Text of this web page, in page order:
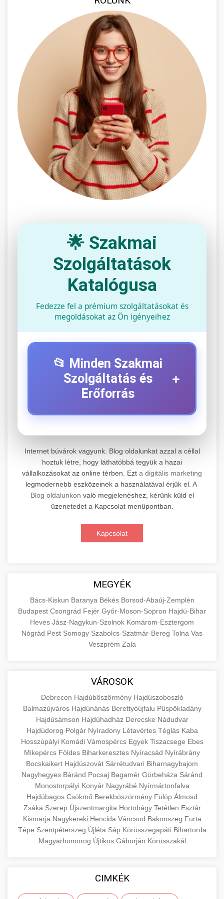
🌟 Szakmai
Szolgáltatások
Katalógusa
Fedezze fel a prémium szolgáltatásokat és
megoldásokat az Ön igényeihez
📂 Minden Szakmai
Szolgáltatás és
Erőforrás
+
+
Professzionális elektromos roller javítási és
karbantartási szolgáltatások. Szakértő
technikusaink minőségi szervízt nyújtanak
minden jelentős márkához és modellhez.
Szervizközpont Látogatása
📊 2. Online Marketing
Ügynökség
+
beleértve a SEO-t, közösségi média kezelést és
digitális hirdetéseket. Növekedés elérése
aimarketingugynokseg.hu
digitális ügynökségi szolgáltatások
🛴 3. Legjobb Elektromos Roller
legjobb modelleket, funkciókat és árakat
megalapozott vásárlási döntéshez.
Legjobb Modellek Megtekintése
🔗 4. Prémium Linképítés
Magas minőségű backlink beszerzési
szolgáltatások webhelye autoritásának és
keresőmotoros rangsorolásának növeléséhez.
Csak fehér kalapú technikák.
minőségi backlink szolgáltatás
📦 5. Termékek és
Szolgáltatások
+
közgazdaságtanban és az üzleti életben.
kategóriákat.
en.wikipedia.org gazdasági koncepciók
Információk az EU finanszírozási
lehetőségeiről, pályázatokról és pénzügyi
támogatási programokról. Maradjon tájékozott
a vállalkozások és projektek számára elérhető
forrásokról.
kozter.com - EU-s pénzek
EU pályázati programok
🚀 7. SEO Ügynökség +
Szakértő keresőmotor-optimalizálási
szolgáltatások webhelye láthatóságának és
organikus forgalmának javításához. Technikai
SEO, tartalom optimalizálás és még sok más.
onlinemarketing101.biz
keresési optimalizálási szakértők
💎 8. Mellplasztika +
Professzionális mellnagyobbítási szolgáltatások
tapasztalt sebészekkel. Tudjon meg többet az
eljárásokról, a gyógyulásról és a konzultációs
lehetőségekről az esztétikai fejlesztéshez.
szeptest.com kozmetikai mellsebészet
✨ 9. Hasplasztika +
Szakértő hasplasztikai eljárások laposabb,
feszesebb has eléréséhez. Konzultáció
minősített plasztikai sebészekkel és átfogó
szeptest.com has kontúrozó műtét
👁️ 10. Szemhéjplasztika +
megjelenése frissítéséhez. Felső és alsó
szemhéjműtét tapasztalt kozmetikai
sebészekkel.
📈 11. Paciensek Számának
Internet búvárok vagyunk. Blog oldalunkat azzal a céllal
hoztuk létre, hogy láthatóbbá tegyük a hazai
vállalkozásokat az online térben. Ezt a digitális marketing
legmodernebb eszközeinek a használatával érjük el. A
Blog oldalunkon való megjelenéshez, kérünk küld el
üzenetedet a Kapcsolat menüpontban.
Kapcsolat
MEGYÉK
Bács-Kiskun Baranya Békés Borsod-Abaúj-Zemplén
Budapest Csongrád Fejér Győr-Moson-Sopron Hajdú-Bihar
Heves Jász-Nagykun-Szolnok Komárom-Esztergom
Nógrád Pest Somogy Szabolcs-Szatmár-Bereg Tolna Vas
Veszprém Zala
VÁROSOK
Debrecen Hajdúböszörmény Hajdúszoboszló
Balmazújváros Hajdúnánás Berettyóújfalu Püspökladány
Hajdúsámson Hajdúhadház Derecske Nádudvar
Hajdúdorog Polgár Nyíradony Létavértes Téglás Kaba
Hosszúpályi Komádi Vámospércs Egyek Tiszacsege Ebes
Mikepércs Földes Biharkeresztes Nyíracsád Nyírábrány
Bocskaikert Hajdúszovát Sárrétudvari Biharnagybajom
Nagyhegyes Báránd Pocsaj Bagamér Görbeháza Sáránd
Monostorpályi Konyár Nagyrábé Nyírmártonfalva
Hajdúbagos Csökmő Berekböszörmény Fülöp Álmosd
Zsáka Szerep Újszentmargita Hortobágy Tetétlen Esztár
Kismarja Nagykereki Hencida Váncsod Bakonszeg Furta
Tépe Szentpéterszeg Újléta Sáp Körösszegapáti Bihartorda
Magyarhomorog Újtikos Gáborján Körösszakál
CIMKÉK